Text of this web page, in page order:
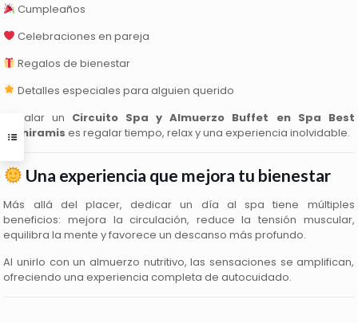
Cumpleaños
Celebraciones en pareja
Regalos de bienestar
Detalles especiales para alguien querido
Regalar un Circuito Spa y Almuerzo Buffet en Spa Best
Semiramis es regalar tiempo, relax y una experiencia inolvidable.
Una experiencia que mejora tu bienestar
Más allá del placer, dedicar un día al spa tiene múltiples
beneficios: mejora la circulación, reduce la tensión muscular,
equilibra la mente y favorece un descanso más profundo.
Al unirlo con un almuerzo nutritivo, las sensaciones se amplifican,
ofreciendo una experiencia completa de autocuidado.